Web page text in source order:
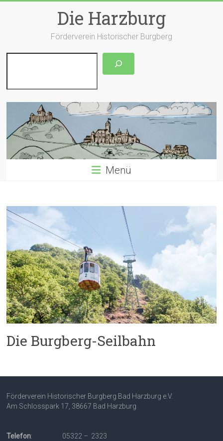
Die Harzburg
Förderverein Historischer Burgberg
Menü
Die Burgberg-Seilbahn
Förderverein Historischer Burgberg Bad Harzburg e.V.
Am Schlosspark 17, 38667 Bad Harzburg
Telefon: 05322 – 2323